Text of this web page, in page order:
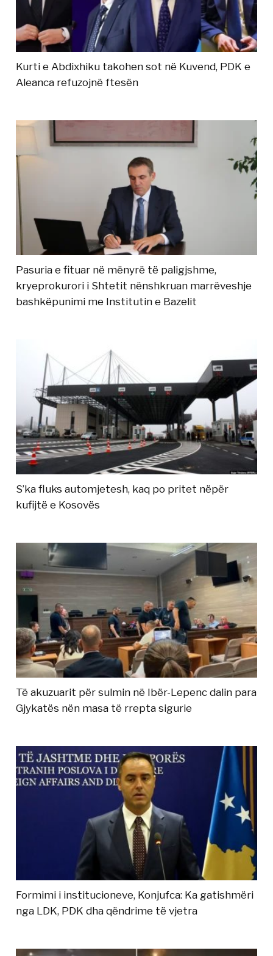
Kurti e Abdixhiku takohen sot në Kuvend, PDK e
Aleanca refuzojnë ftesën
Pasuria e fituar në mënyrë të paligjshme,
kryeprokurori i Shtetit nënshkruan marrëveshje
bashkëpunimi me Institutin e Bazelit
S’ka fluks automjetesh, kaq po pritet nëpër
kufijtë e Kosovës
Të akuzuarit për sulmin në Ibër-Lepenc dalin para
Gjykatës nën masa të rrepta sigurie
Formimi i institucioneve, Konjufca: Ka gatishmëri
nga LDK, PDK dha qëndrime të vjetra